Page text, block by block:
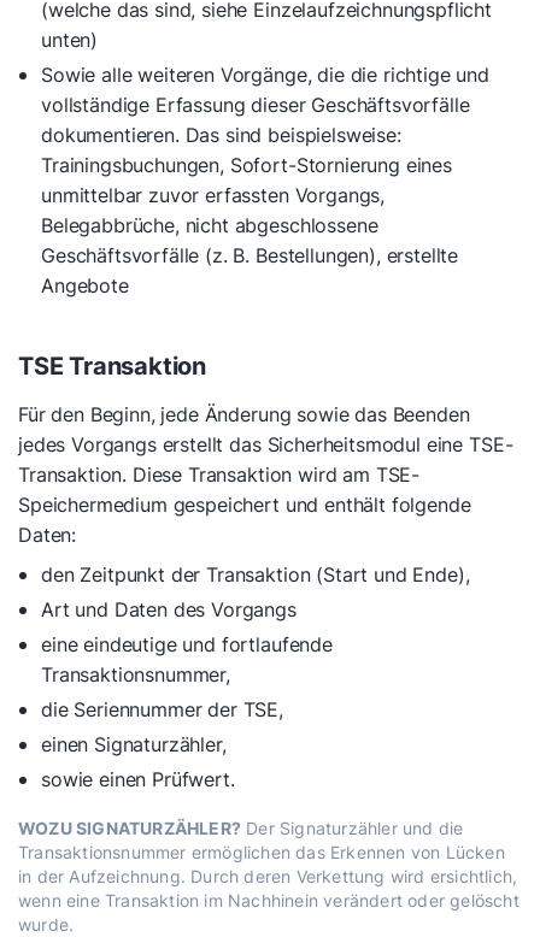
(welche das sind, siehe Einzelaufzeichnungspflicht
unten)
Sowie alle weiteren Vorgänge, die die richtige und
vollständige Erfassung dieser Geschäftsvorfälle
dokumentieren. Das sind beispielsweise:
Trainingsbuchungen, Sofort-Stornierung eines
unmittelbar zuvor erfassten Vorgangs,
Belegabbrüche, nicht abgeschlossene
Geschäftsvorfälle (z. B. Bestellungen), erstellte
Angebote
TSE Transaktion
Für den Beginn, jede Änderung sowie das Beenden
jedes Vorgangs erstellt das Sicherheitsmodul eine TSE-
Transaktion. Diese Transaktion wird am TSE-
Speichermedium gespeichert und enthält folgende
Daten:
den Zeitpunkt der Transaktion (Start und Ende),
Art und Daten des Vorgangs
eine eindeutige und fortlaufende
Transaktionsnummer,
die Seriennummer der TSE,
einen Signaturzähler,
sowie einen Prüfwert.
WOZU SIGNATURZÄHLER? Der Signaturzähler und die
Transaktionsnummer ermöglichen das Erkennen von Lücken
in der Aufzeichnung. Durch deren Verkettung wird ersichtlich,
wenn eine Transaktion im Nachhinein verändert oder gelöscht
wurde.